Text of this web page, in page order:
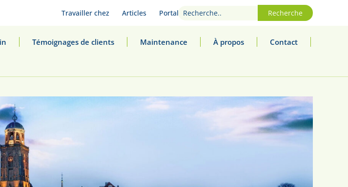
Recherche
Travailler chez Articles Portal
Témoignages de clients Maintenance À propos Contact